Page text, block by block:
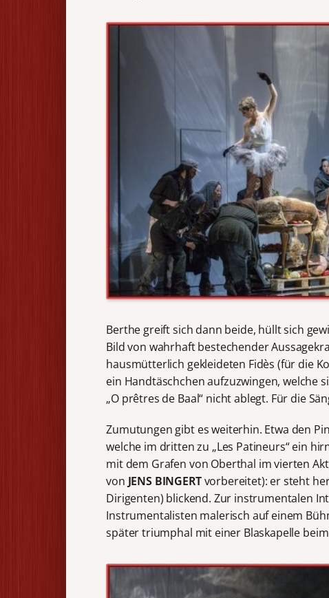
Berthe greift sich dann beide, hüllt sich
Bild von wahrhaft bestechender
hausmütterlich gekleideten Fidès (für die
ein Handtäschchen aufzuzwingen, welche
„O prêtres de Baal“ nicht ablegt. Für die
Zumutungen gibt es weiterhin. Etwa den
welche im dritten zu „Les Patineurs“ ein
mit dem Grafen von Oberthal im vierten
von JENS BINGERTvorbereitet): er steht
Dirigenten) blickend. Zur instrumentalen
Instrumentalisten malerisch auf einem
später triumphal mit einer Blaskapelle